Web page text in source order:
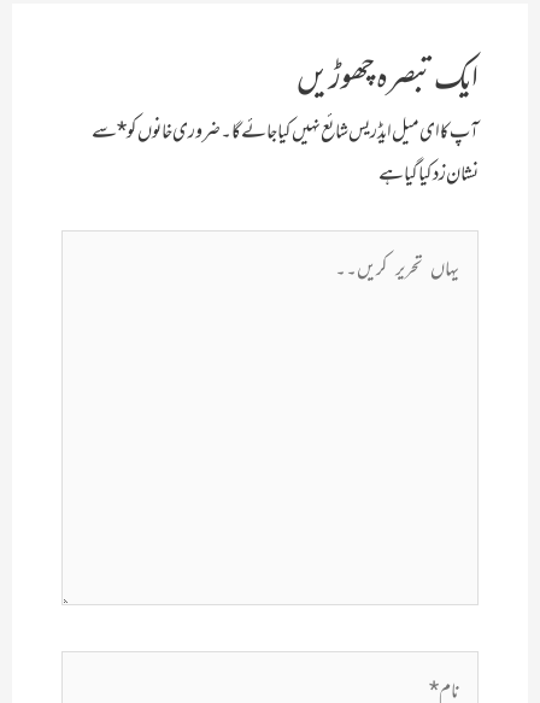
ایک تبصرہ چھوڑیں
آپ کا ای میل ایڈریس شائع نہیں کیا جائے گا۔ضروری خانوں کو*سے
نشان زد کیا گیا ہے
تحریر